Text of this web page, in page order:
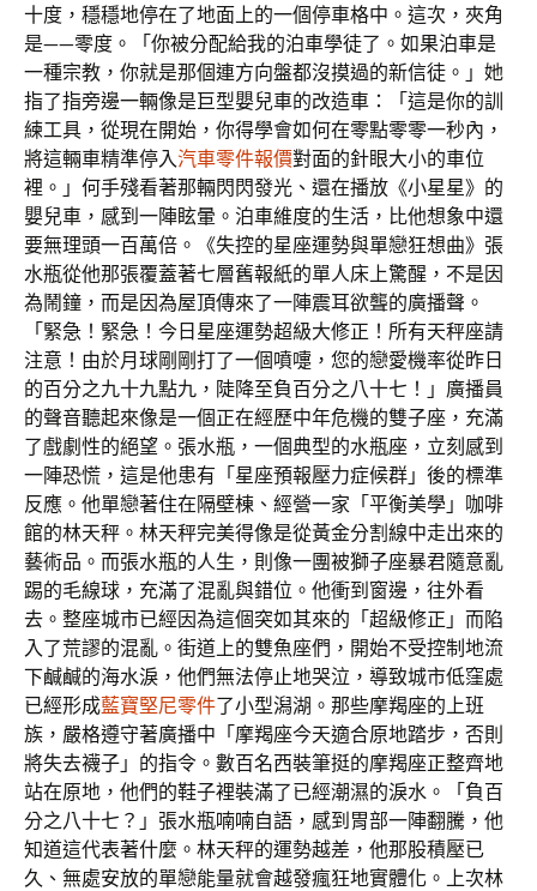
十度，穩穩地停在了地面上的一個停車格中。這次，夾角
是——零度。「你被分配給我的泊車學徒了。如果泊車是
一種宗教，你就是那個連方向盤都沒摸過的新信徒。」她
指了指旁邊一輛像是巨型嬰兒車的改造車：「這是你的訓
練工具，從現在開始，你得學會如何在零點零零一秒內，
將這輛車精準停入汽車零件報價對面的針眼大小的車位
裡。」何手殘看著那輛閃閃發光、還在播放《小星星》的
嬰兒車，感到一陣眩暈。泊車維度的生活，比他想象中還
要無理頭一百萬倍。《失控的星座運勢與單戀狂想曲》張
水瓶從他那張覆蓋著七層舊報紙的單人床上驚醒，不是因
為鬧鐘，而是因為屋頂傳來了一陣震耳欲聾的廣播聲。
「緊急！緊急！今日星座運勢超級大修正！所有天秤座請
注意！由於月球剛剛打了一個噴嚏，您的戀愛機率從昨日
的百分之九十九點九，陡降至負百分之八十七！」廣播員
的聲音聽起來像是一個正在經歷中年危機的雙子座，充滿
了戲劇性的絕望。張水瓶，一個典型的水瓶座，立刻感到
一陣恐慌，這是他患有「星座預報壓力症候群」後的標準
反應。他單戀著住在隔壁棟、經營一家「平衡美學」咖啡
館的林天秤。林天秤完美得像是從黃金分割線中走出來的
藝術品。而張水瓶的人生，則像一團被獅子座暴君隨意亂
踢的毛線球，充滿了混亂與錯位。他衝到窗邊，往外看
去。整座城市已經因為這個突如其來的「超級修正」而陷
入了荒謬的混亂。街道上的雙魚座們，開始不受控制地流
下鹹鹹的海水淚，他們無法停止地哭泣，導致城市低窪處
已經形成藍寶堅尼零件了小型潟湖。那些摩羯座的上班
族，嚴格遵守著廣播中「摩羯座今天適合原地踏步，否則
將失去襪子」的指令。數百名西裝筆挺的摩羯座正整齊地
站在原地，他們的鞋子裡裝滿了已經潮濕的淚水。「負百
分之八十七？」張水瓶喃喃自語，感到胃部一陣翻騰，他
知道這代表著什麼。林天秤的運勢越差，他那股積壓已
久、無處安放的單戀能量就會越發瘋狂地實體化。上次林